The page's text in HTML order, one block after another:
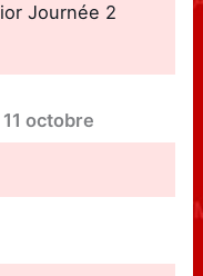
Journée 2
11 octobre